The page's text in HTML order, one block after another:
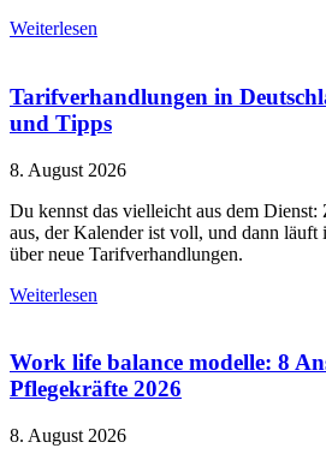
Weiterlesen
Tarifverhandlungen in
und Tipps
8. August 2026
Du kennst das vielleicht aus dem
aus, der Kalender ist voll, und dann
über neue Tarifverhandlungen.
Weiterlesen
Work life balance modelle: 8
Pflegekräfte 2026
8. August 2026